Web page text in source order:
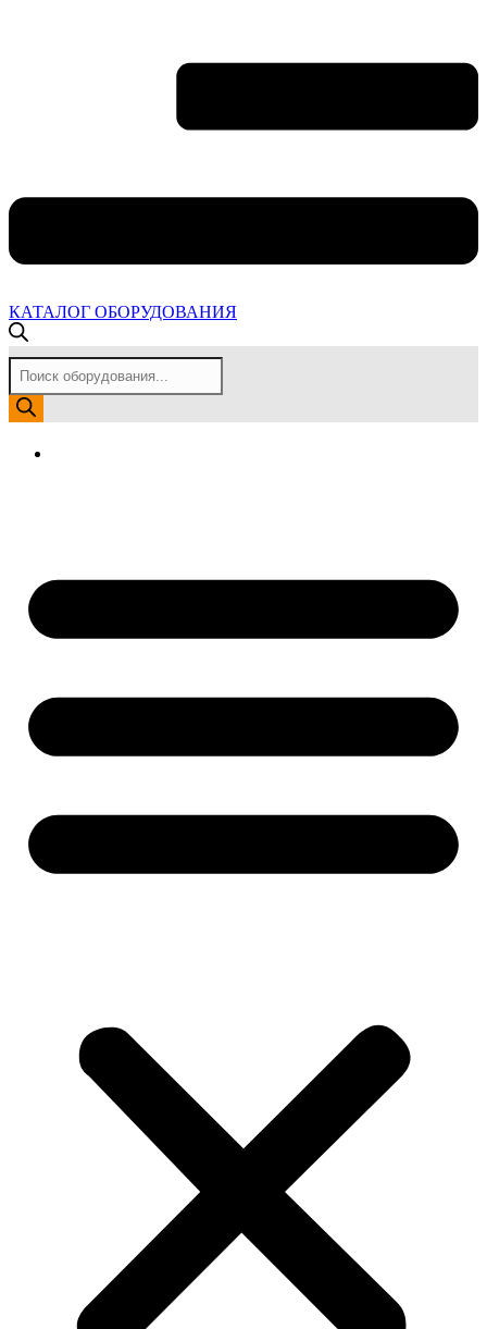
КАТАЛОГ ОБОРУДОВАНИЯ
Поиск
товаров